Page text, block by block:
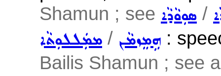
Shamun ; see ܣܘܼܘܵܕܵܐ /
ܡܡܲܠܠܘܼܬܵܐ / ܗܹܡܸܙܡܵܢ :
Bailis Shamun ; see